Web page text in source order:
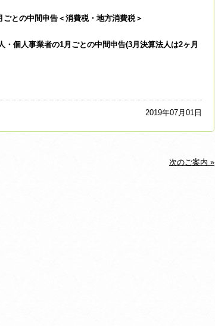
との中間申告＜消費税・地方消費税＞
個人事業者の1月ごとの中間申告(3月決算法人は2ヶ月
2019年07月01日
次のご案内 »